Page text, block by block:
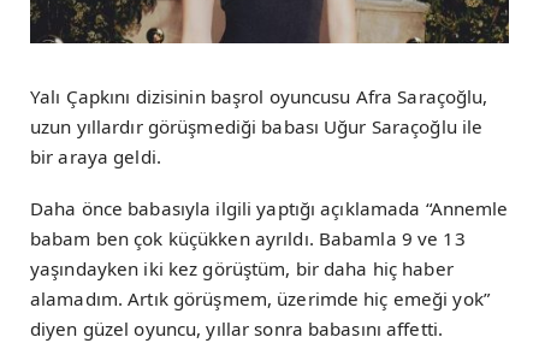
Yalı Çapkını dizisinin başrol oyuncusu Afra Saraçoğlu,
uzun yıllardır görüşmediği babası Uğur Saraçoğlu ile
bir araya geldi.
Daha önce babasıyla ilgili yaptığı açıklamada “Annemle
babam ben çok küçükken ayrıldı. Babamla 9 ve 13
yaşındayken iki kez görüştüm, bir daha hiç haber
alamadım. Artık görüşmem, üzerimde hiç emeği yok”
diyen güzel oyuncu, yıllar sonra babasını affetti.